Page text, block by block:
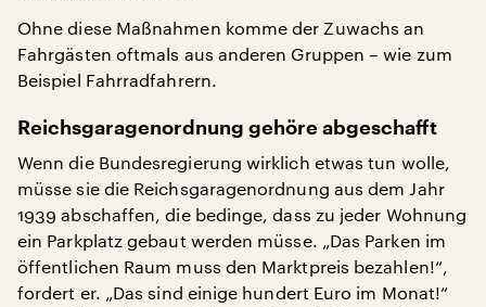
Ohne diese Maßnahmen komme der Zuwachs an
Fahrgästen oftmals aus anderen Gruppen – wie zum
Beispiel Fahrradfahrern.
Reichsgaragenordnung gehöre abgeschafft
Wenn die Bundesregierung wirklich etwas tun wolle,
müsse sie die Reichsgaragenordnung aus dem Jahr
1939 abschaffen, die bedinge, dass zu jeder Wohnung
ein Parkplatz gebaut werden müsse. „Das Parken im
öffentlichen Raum muss den Marktpreis bezahlen!“,
fordert er. „Das sind einige hundert Euro im Monat!“